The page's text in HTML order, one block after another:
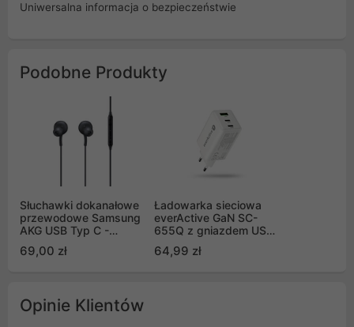
Uniwersalna informacja o bezpieczeństwie
Podobne Produkty
Słuchawki dokanałowe
przewodowe Samsung
AKG USB Typ C -
czarne
69,00 zł
Ładowarka sieciowa
everActive GaN SC-
655Q z gniazdem USB
oraz 2x USB-C PD PPS
QC4+ 65W
64,99 zł
Opinie Klientów